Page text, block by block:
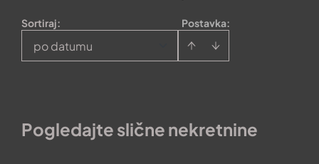
Postavka:
Sortiraj:
po datumu
Pogledajte slične nekretnine